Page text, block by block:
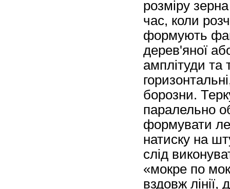
розміру
час, коли
формують
дерев'яної
амплітуди та
борозни.
паралельно
формувати
натиску на
слід
«мокре по
вздовж лінії,